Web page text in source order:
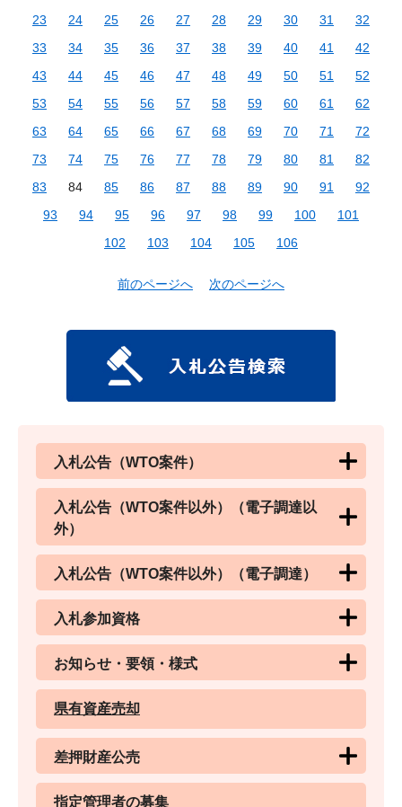
23
24 25 26 27 28 29 30 31
32
33
34 35 36 37 38 39 40 41
42
43
44 45 46 47 48 49 50 51
52
53
54 55 56 57 58 59 60 61
62
63
64 65 66 67 68 69 70 71
72
73
74 75 76 77 78 79 80 81
82
83
84 85 86 87 88 89 90 91
92
93
94 95 96 97 98 99 100
101
102
103 104 105 106
前のページへ 次のページへ
入札公告（WTO案件）
入札公告（WTO案件以外）（電子調達以
外）
入札公告（WTO案件以外）（電子調達）
入札参加資格
お知らせ・要領・様式
県有資産売却
差押財産公売
指定管理者の募集